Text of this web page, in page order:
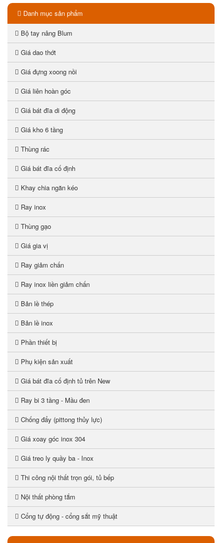
Danh mục sản phẩm
Bộ tay nâng Blum
Giá dao thớt
Giá đựng xoong nồi
Giá liên hoàn góc
Giá bát đĩa di động
Giá kho 6 tầng
Thùng rác
Giá bát đĩa cố định
Khay chia ngăn kéo
Ray inox
Thùng gạo
Giá gia vị
Ray giảm chấn
Ray inox liền giảm chấn
Bản lề thép
Bản lề inox
Phần thiết bị
Phụ kiện sản xuất
Giá bát đĩa cố định tủ trên New
Ray bi 3 tầng - Mầu đen
Chống đẩy (pittong thủy lực)
Giá xoay góc inox 304
Giá treo ly quầy ba - Inox
Thi công nội thất trọn gói, tủ bếp
Nội thất phòng tắm
Cổng tự động - cổng sắt mỹ thuật